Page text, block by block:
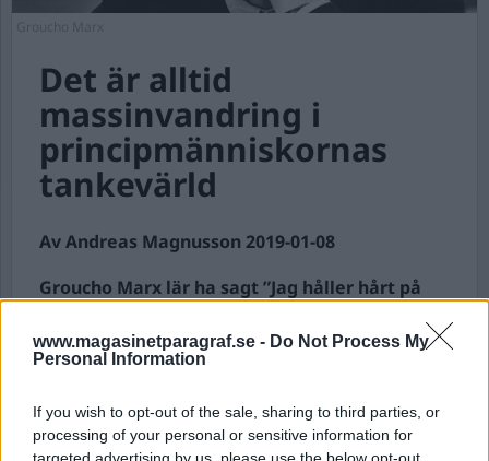
www.magasinetparagraf.se - Do Not Process My
Personal Information
If you wish to opt-out of the sale, sharing to third parties, or
processing of your personal or sensitive information for
targeted advertising by us, please use the below opt-out
Det är alltid
massinvandring i
principmänniskornas
tankevärld
Av Andreas Magnusson 2019-01-08
Groucho Marx lär ha sagt ”Jag håller hårt på
jag andra.” Dagens invandringskritiska
principmänniskor tänker inte likadant. För
förresten alla som inte röstar på
Sverigedemokraterna. Sådan är principen.